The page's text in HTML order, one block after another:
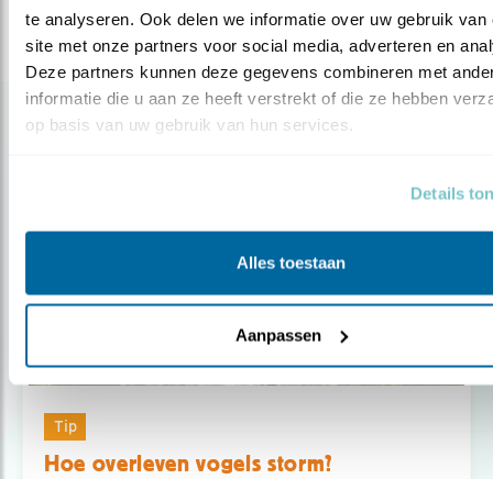
te analyseren. Ook delen we informatie over uw gebruik van
site met onze partners voor social media, adverteren en
Deze partners kunnen deze gegevens combineren met
informatie die u aan ze heeft verstrekt of die ze hebben
op basis van uw gebruik van hun services.
Details
Alles toestaan
Aanpassen
Gerelateerde items
Tip
Hoe overleven vogels storm?